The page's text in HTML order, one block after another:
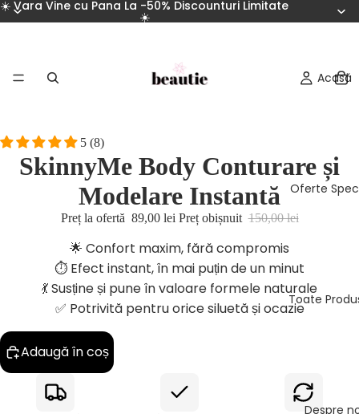
☀️ Vara Vine cu Pana La -50% Discounturi Limitate
☀️
Acasă
Oferte
Toate
Despre
5 (8)
SkinnyMe Body Conturare și
Modelare Instantă
Preț la ofertă 89,00 lei Preț obișnuit 150,00 lei
🌟 Confort maxim, fără compromis
⏱️ Efect instant, în mai puțin de un minut
💃 Susține și pune în valoare formele naturale
✅ Potrivită pentru orice siluetă și ocazie
Adaugă în coș